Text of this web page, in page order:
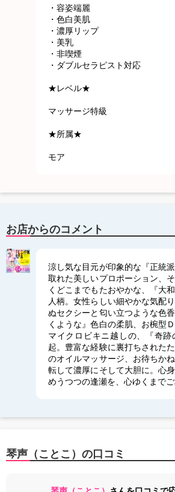
・容姿端麗
・色白美肌
・濃厚リップ
・美乳
・非喫煙
・ダブルセラピスト対応
★レベル★
マッサージ特級
★所属★
モア
お店からのコメント
涼し気な目元が印象的な『正統
取れた美しいプロポーション、
くどこまでもたおやかな、『大
人柄。女性らしい細やかな気配
ぬセクシーと匂い立つような色
くような』色白の柔肌、お椀型
マイクロビキニ越しの、『奇
起。豊富な経験に裏打ちされた
のオイルマッサージ、お待ちか
転して濃厚にそして大胆に。心
めうつつの逢瀬を、心ゆくまでご
琴声（ことこ）の口コミ